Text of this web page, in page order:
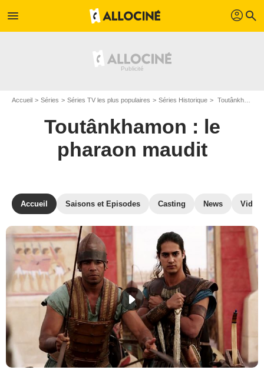
menu profil search
Accueil Séries Séries TV les plus populaires Séries Historique Toutânkhamon : le pharaon maudit
Toutânkhamon : le
pharaon maudit
Accueil Saisons et Episodes Casting News